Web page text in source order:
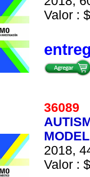
Valor :
36089
2018,
Valor :